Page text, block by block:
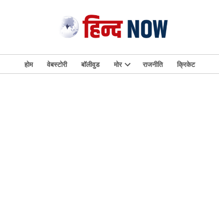
होम वेबस्टोरी बॉलीवुड मोर
Open
राजनीति क्रिकेट